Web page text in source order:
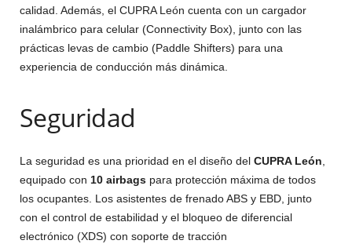
calidad. Además, el CUPRA León cuenta con un cargador
inalámbrico para celular (Connectivity Box), junto con las
prácticas levas de cambio (Paddle Shifters) para una
experiencia de conducción más dinámica.
Seguridad
La seguridad es una prioridad en el diseño del CUPRA León
equipado con 10 airbags para protección máxima de todos
los ocupantes. Los asistentes de frenado ABS y EBD, junto
con el control de estabilidad y el bloqueo de diferencial
electrónico (XDS) con soporte de tracción